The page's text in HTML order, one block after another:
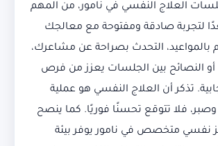
العلاج النفسي في نامور، من المهم
لتجربة صادقة ومفتوحة مع معالجك
بالمواعيد، التحدث بصراحة عن مشاعرك،
أو النصائح بين الجلسات يعزز من فرص
تذكر أن العلاج النفسي هو عملية
فلا تتوقع تحسنًا فوريًا. كما ينصح
نفسي متخصص في نامور يوفر بيئة